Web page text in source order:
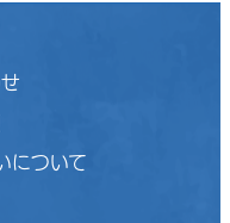
について